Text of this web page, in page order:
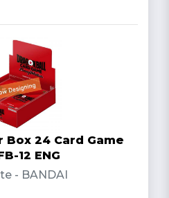
Box 24 Card Game
12 ENG
- BANDAI